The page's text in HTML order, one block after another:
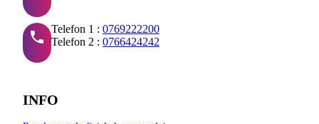
Telefon 1 : 0769222200
Telefon 2 : 0766424242
INFO